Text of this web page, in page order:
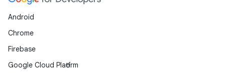
Android
Chrome
Firebase
Google Cloud Platform